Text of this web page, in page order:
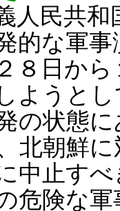
人民共和
的な軍
８日か
ようと
の状態
北朝鮮
中止す
危険な軍